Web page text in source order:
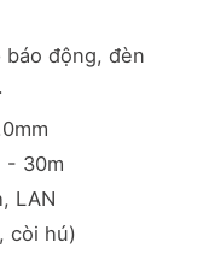
động, đèn
- 30m
LAN
còi hú)